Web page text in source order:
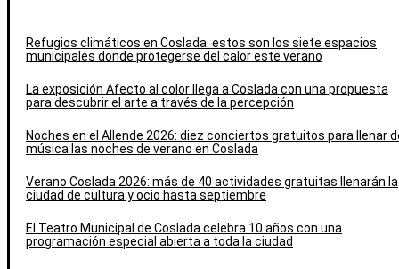
Refugios climáticos en Coslada: estos son los siete espacios
municipales donde protegerse del calor este verano
La exposición Afecto al color llega a Coslada con una propuesta
para descubrir el arte a través de la percepción
Noches en el Allende 2026: diez conciertos gratuitos para llenar
música las noches de verano en Coslada
Verano Coslada 2026: más de 40 actividades gratuitas llenarán la
ciudad de cultura y ocio hasta septiembre
El Teatro Municipal de Coslada celebra 10 años con una
programación especial abierta a toda la ciudad